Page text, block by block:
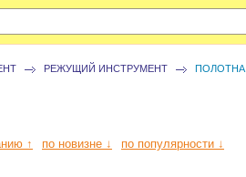
РЕЖУЩИЙ ИНСТРУМЕНТ ПОЛОТНА
↑ по новизне ↓
по популярности ↓